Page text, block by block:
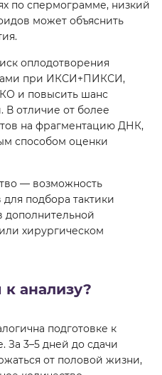
по спермограмме, низкий
может объяснить
оплодотворения
при ИКСИ+ПИКСИ,
и повысить шанс
В отличие от более
на фрагментацию ДНК,
способом оценки
— возможность
для подбора тактики
дополнительной
хирургическом
к анализу?
подготовке к
За 3–5 дней до сдачи
от половой жизни,